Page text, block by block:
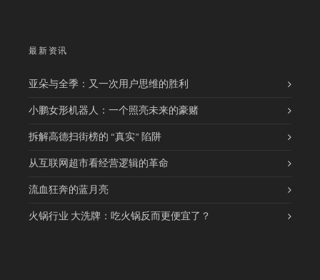
最新资讯
亚朵与全季：又一次用户思维的胜利
小鹏女形机器人：一个照亮未来的豪赌
拆解高德扫街榜的 “真实” 陷阱
从互联网超市看经营逻辑的革命
流血狂奔的蓝月亮
火锅行业 大洗牌：吃火锅反而更便宜了？